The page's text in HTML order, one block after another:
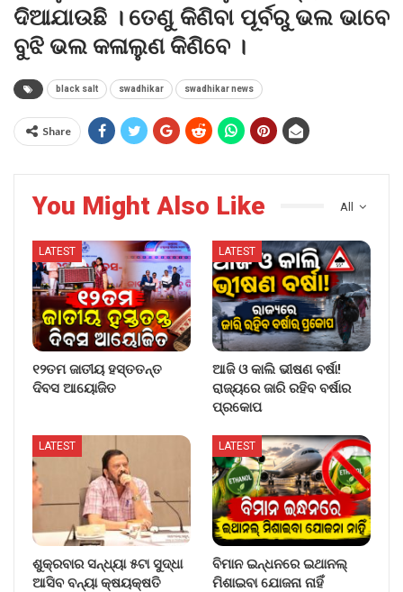
ଦିଆଯାଉଛି । ତେଣୁ କିଣିବା ପୂର୍ବରୁ ଭଲ ଭାବେ
ବୁଝି ଭଲ କଳାଲୁଣ କିଣିବେ ।
black salt swadhikar swadhikar news
Share
All
You Might Also Like
LATEST
୧୨ତମ ଜାତୀୟ ହସ୍ତତନ୍ତ
ଦିବସ ଆୟୋଜିତ
LATEST
ଆଜି ଓ କାଲି ଭୀଷଣ ବର୍ଷା!
ରାଜ୍ୟରେ ଜାରି ରହିବ ବର୍ଷାର
ପ୍ରକୋପ
LATEST
ଶୁକ୍ରବାର ସନ୍ଧ୍ୟା ୫ଟା ସୁଦ୍ଧା
ଆସିବ ବନ୍ୟା କ୍ଷୟକ୍ଷତି
LATEST
ବିମାନ ଇନ୍ଧନରେ ଇଥାନଲ୍
ମିଶାଇବା ଯୋଜନା ନାହିଁ